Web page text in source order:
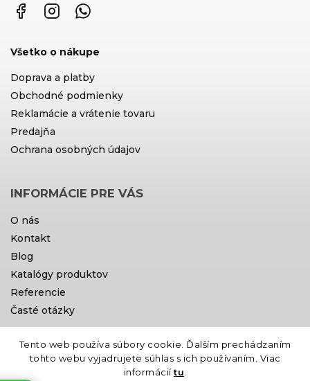
Tento web používa súbory cookie. Ďalším prechádzaním
tohto webu vyjadrujete súhlas s ich používaním. Viac
informáciítu
FacebookInstagram
Všetko o nákupe
Doprava a platby
Obchodné podmienky
Reklamácie a vrátenie tovaru
Predajňa
Ochrana osobných údajov
INFORMÁCIE PRE VÁS
O nás
Kontakt
Blog
Katalógy produktov
Referencie
Časté otázky
Doprava a platby